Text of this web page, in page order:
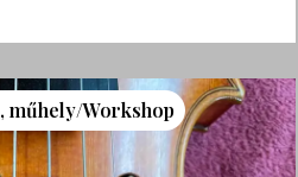
,műhely/Workshop